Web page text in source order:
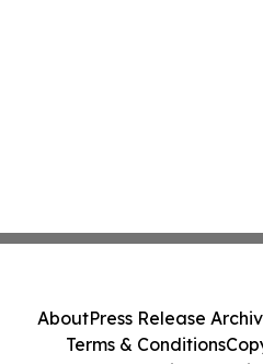
AboutPress Release
Terms & Conditions